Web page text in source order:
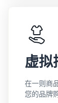
虚拟
在一则商
您的品牌